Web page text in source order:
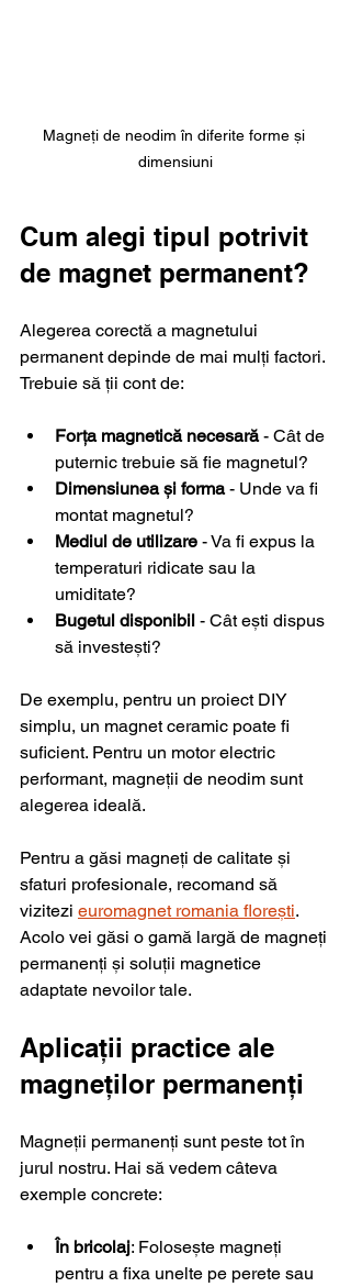
Magneți de neodim în diferite forme și
dimensiuni
Cum alegi tipul potrivit
de magnet permanent?
Alegerea corectă a magnetului
permanent depinde de mai mulți factori.
Trebuie să ții cont de:
Forța magnetică necesară - Cât de
puternic trebuie să fie magnetul?
Dimensiunea și forma - Unde va fi
montat magnetul?
Mediul de utilizare - Va fi expus la
temperaturi ridicate sau la
umiditate?
Bugetul disponibil - Cât ești dispus
să investești?
De exemplu, pentru un proiect DIY
simplu, un magnet ceramic poate fi
suficient. Pentru un motor electric
performant, magneții de neodim sunt
alegerea ideală.
Pentru a găsi magneți de calitate și
sfaturi profesionale, recomand să
vizitezi euromagnet romania florești.
Acolo vei găsi o gamă largă de magneți
permanenți și soluții magnetice
adaptate nevoilor tale.
Aplicații practice ale
magneților permanenți
Magneții permanenți sunt peste tot în
jurul nostru. Hai să vedem câteva
exemple concrete:
În bricolaj: Folosește magneți
pentru a fixa unelte pe perete sau